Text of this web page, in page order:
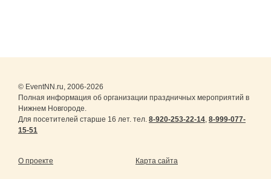
© EventNN.ru, 2006-2026
Полная информация об организации праздничных мероприятий в
Нижнем Новгороде.
Для посетителей старше 16 лет. тел. 8-920-253-22-14, 8-999-077-
15-51
О проекте Карта сайта